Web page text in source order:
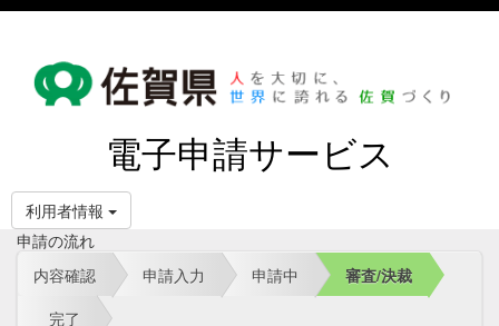
電子申請サービス
利用者情報
申請の流れ
内容確認
申請入力 申請中
審査/決裁
完了